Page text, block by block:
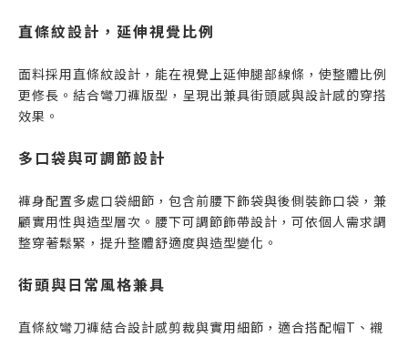
直條紋設計，延伸視覺比例
面料採用直條紋設計，能在視覺上延伸腿部線條，使整體比例
更修長。結合彎刀褲版型，呈現出兼具街頭感與設計感的穿搭
效果。
多口袋與可調節設計
褲身配置多處口袋細節，包含前腰下飾袋與後側裝飾口袋，兼
顧實用性與造型層次。腰下可調節飾帶設計，可依個人需求調
整穿著鬆緊，提升整體舒適度與造型變化。
街頭與日常風格兼具
直條紋彎刀褲結合設計感剪裁與實用細節，適合搭配帽T、襯